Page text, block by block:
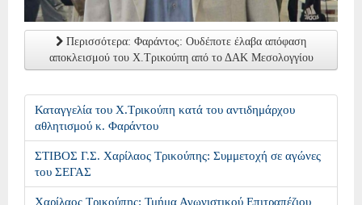
Περισσότερα: Φαράντος: Ουδέποτε έλαβα απόφαση
αποκλεισμού του Χ.Τρικούπη από το ΔΑΚ Μεσολογγίου
Καταγγελία του Χ.Τρικούπη κατά του αντιδημάρχου
αθλητισμού κ. Φαράντου
ΣΤΙΒΟΣ Γ.Σ. Χαρίλαος Τρικούπης: Συμμετοχή σε αγώνες
του ΣΕΓΑΣ
Χαρίλαος Τρικούπης: Τμήμα Αγωνιστικού Επιτραπέζιου